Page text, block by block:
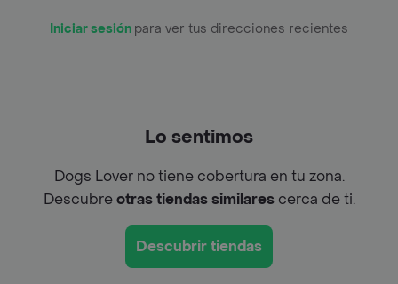
Iniciar sesión para ver tus direcciones recientes
Lo sentimos
Dogs Lover no tiene cobertura en tu zona.
Descubreotras tiendas similarescerca de ti.
Descubrir tiendas